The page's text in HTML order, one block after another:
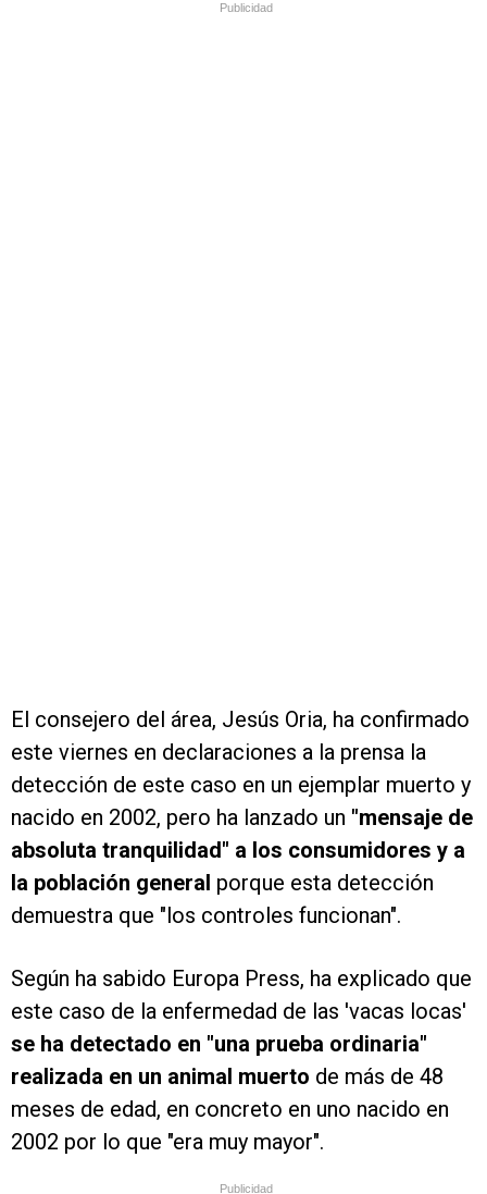
Publicidad
El consejero del área, Jesús Oria, ha confirmado
este viernes en declaraciones a la prensa la
detección de este caso en un ejemplar muerto y
nacido en 2002, pero ha lanzado un "mensaje de
absoluta tranquilidad" a los consumidores y a
la población general porque esta detección
demuestra que "los controles funcionan".
Según ha sabido Europa Press, ha explicado que
este caso de la enfermedad de las 'vacas locas'
se ha detectado en "una prueba ordinaria"
realizada en un animal muerto de más de 48
meses de edad, en concreto en uno nacido en
2002 por lo que "era muy mayor".
Publicidad